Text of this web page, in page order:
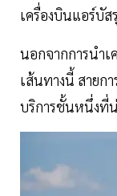
เครื่องบินแอร์บั
นอกจากการนำเ
เส้นทางนี้ สายก
บริการชั้นหนึ่งที่